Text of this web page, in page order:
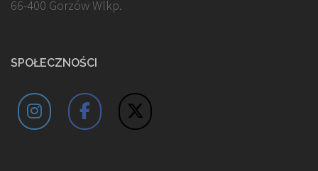
66-400 Gorzów Wlkp.
SPOŁECZNOŚCI